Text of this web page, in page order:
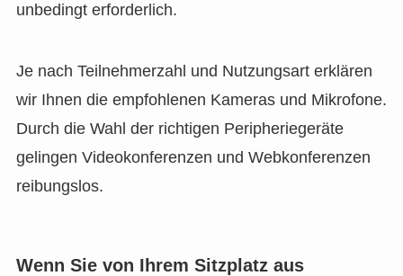
unbedingt erforderlich.
Je nach Teilnehmerzahl und Nutzungsart erklären
wir Ihnen die empfohlenen Kameras und Mikrofone.
Durch die Wahl der richtigen Peripheriegeräte
gelingen Videokonferenzen und Webkonferenzen
reibungslos.
Wenn Sie von Ihrem Sitzplatz aus